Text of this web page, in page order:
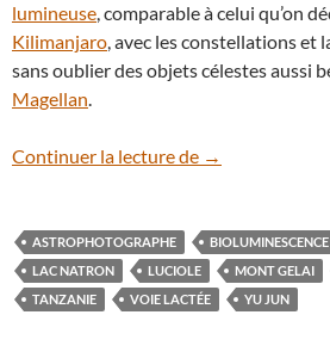
lumineuse, comparable à celui qu’on
Kilimanjaro, avec les constellations et
sans oublier des objets célestes aussi
Magellan.
Continuer la lecture de Des étoiles et
→
ASTROPHOTOGRAPHE BIOLUMINESCENCE
LAC NATRON
LUCIOLE MONT GELAI
TANZANIE
VOIE LACTÉE YU JUN